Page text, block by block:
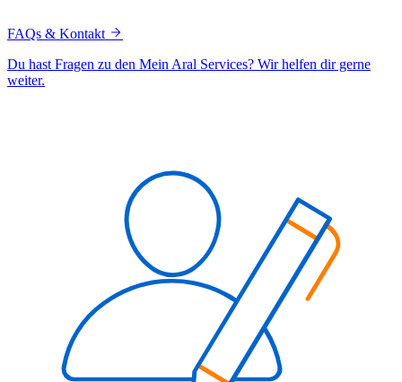
FAQs & Kontakt
Du hast Fragen zu den Mein Aral Services? Wir helfen dir gerne
weiter.